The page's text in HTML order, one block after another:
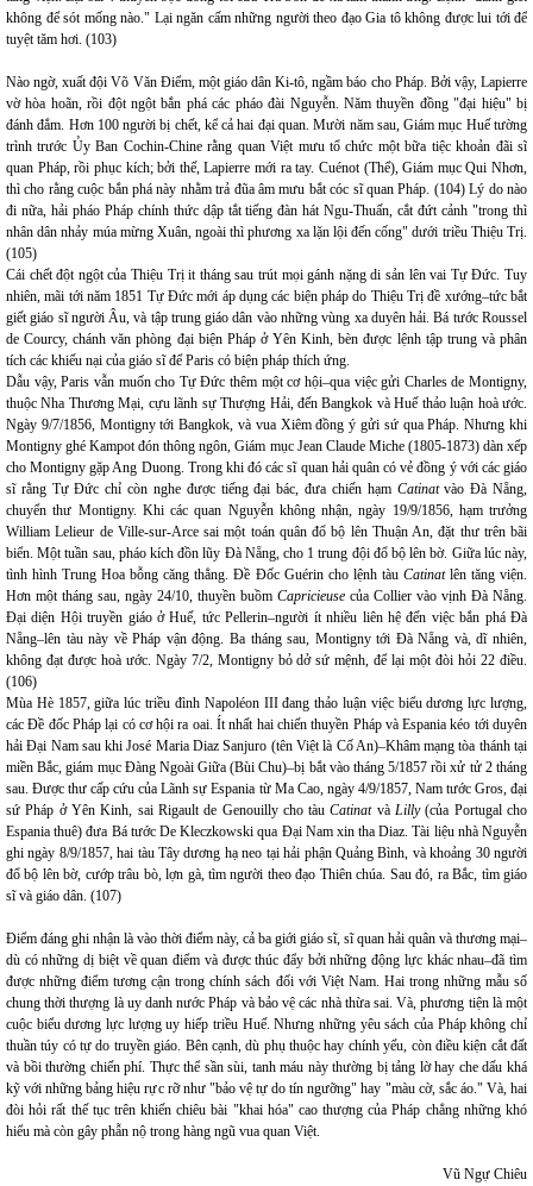
không để sót mống nào." Lại ngăn cấm những người theo đạo Gia tô không được lui tới để
tuyệt tăm hơi. (103)
Nào ngờ, xuất đội Võ Văn Điểm, một giáo dân Ki-tô, ngầm báo cho Pháp. Bởi vậy, Lapierre
vờ hòa hoãn, rồi đột ngột bắn phá các pháo đài Nguyễn. Năm thuyền đồng "đại hiệu" bị
đánh đắm. Hơn 100 người bị chết, kể cả hai đại quan. Mười năm sau, Giám mục Huế tường
trình trước Ủy Ban Cochin-Chine rằng quan Việt mưu tổ chức một bữa tiệc khoản đãi sĩ
quan Pháp, rồi phục kích; bởi thế, Lapierre mới ra tay. Cuénot (Thể), Giám mục Qui Nhơn,
thì cho rằng cuộc bắn phá này nhằm trả đũa âm mưu bắt cóc sĩ quan Pháp. (104) Lý do nào
đi nữa, hải pháo Pháp chính thức dập tắt tiếng đàn hát Ngu-Thuấn, cắt đứt cảnh "trong thì
nhân dân nhảy múa mừng Xuân, ngoài thì phương xa lặn lội đến cống" dưới triều Thiệu Trị.
(105)
Cái chết đột ngột của Thiệu Trị it tháng sau trút mọi gánh nặng di sản lên vai Tự Đức. Tuy
nhiên, mãi tới năm 1851 Tự Đức mới áp dụng các biện pháp do Thiệu Trị đề xướng–tức bắt
giết giáo sĩ người Âu, và tập trung giáo dân vào những vùng xa duyên hải. Bá tước Roussel
de Courcy, chánh văn phòng đại biện Pháp ở Yên Kinh, bèn được lệnh tập trung và phân
tích các khiếu nại của giáo sĩ để Paris có biện pháp thích ứng.
Dẫu vậy, Paris vẫn muốn cho Tự Đức thêm một cơ hội–qua việc gửi Charles de Montigny,
thuộc Nha Thương Mại, cựu lãnh sự Thượng Hải, đến Bangkok và Huế thảo luận hoà ước.
Ngày 9/7/1856, Montigny tới Bangkok, và vua Xiêm đồng ý gửi sứ qua Pháp. Nhưng khi
Montigny ghé Kampot đón thông ngôn, Giám mục Jean Claude Miche (1805-1873) dàn xếp
cho Montigny gặp Ang Duong. Trong khi đó các sĩ quan hải quân có vẻ đồng ý với các giáo
sĩ rằng Tự Đức chỉ còn nghe được tiếng đại bác, đưa chiến hạm Catinatvào Đà Nẵng,
chuyển thư Montigny. Khi các quan Nguyễn không nhận, ngày 19/9/1856, hạm trưởng
William Lelieur de Ville-sur-Arce sai một toán quân đổ bộ lên Thuận An, đặt thư trên bãi
biển. Một tuần sau, pháo kích đồn lũy Đà Nẵng, cho 1 trung đội đổ bộ lên bờ. Giữa lúc này,
tình hình Trung Hoa bỗng căng thẳng. Đề Đốc Guérin cho lệnh tàu Catinatlên tăng viện.
Hơn một tháng sau, ngày 24/10, thuyền buồm Capricieuse của Collier vào vịnh Đà Nẵng.
Đại diện Hội truyền giáo ở Huế, tức Pellerin–người ít nhiều liên hệ đến việc bắn phá Đà
Nẵng–lên tàu này về Pháp vận động. Ba tháng sau, Montigny tới Đà Nẵng và, dĩ nhiên,
không đạt được hoà ước. Ngày 7/2, Montigny bỏ dở sứ mệnh, để lại một đòi hỏi 22 điều.
(106)
Mùa Hè 1857, giữa lúc triều đình Napoléon III đang thảo luận việc biểu dương lực lượng,
các Đề đốc Pháp lại có cơ hội ra oai. Ít nhất hai chiến thuyền Pháp và Espania kéo tới duyên
hải Đại Nam sau khi José Maria Diaz Sanjuro (tên Việt là Cố An)–Khâm mạng tòa thánh tại
miền Bắc, giám mục Đàng Ngoài Giữa (Bùi Chu)–bị bắt vào tháng 5/1857 rồi xử tử 2 tháng
sau. Được thư cấp cứu của Lãnh sự Espania từ Ma Cao, ngày 4/9/1857, Nam tước Gros, đại
sứ Pháp ở Yên Kinh, sai Rigault de Genouilly cho tàuCatinatvàLilly(của Portugal cho
Espania thuê) đưa Bá tước De Kleczkowski qua Đại Nam xin tha Diaz. Tài liệu nhà Nguyễn
ghi ngày 8/9/1857, hai tàu Tây dương hạ neo tại hải phận Quảng Bình, và khoảng 30 người
đổ bộ lên bờ, cướp trâu bò, lợn gà, tìm người theo đạo Thiên chúa. Sau đó, ra Bắc, tìm giáo
sĩ và giáo dân. (107)
Điểm đáng ghi nhận là vào thời điểm này, cả ba giới giáo sĩ, sĩ quan hải quân và thương mại–
dù có những dị biệt về quan điểm và được thúc đẩy bởi những động lực khác nhau–đã tìm
được những điểm tương cận trong chính sách đối với Việt Nam. Hai trong những mẫu số
chung thời thượng là uy danh nước Pháp và bảo vệ các nhà thừa sai. Và, phương tiện là một
cuộc biểu dương lực lượng uy hiếp triều Huế. Nhưng những yêu sách của Pháp không chỉ
thuần túy có tự do truyền giáo. Bên cạnh, dù phụ thuộc hay chính yếu, còn điều kiện cắt đất
và bồi thường chiến phí. Thực thể sần sùi, tanh máu này thường bị tảng lờ hay che dấu khá
kỹ với những bảng hiệu rực rỡ như "bảo vệ tự do tín ngưỡng" hay "màu cờ, sắc áo." Và, hai
đòi hỏi rất thế tục trên khiến chiêu bài "khai hóa" cao thượng của Pháp chẳng những khó
hiểu mà còn gây phẫn nộ trong hàng ngũ vua quan Việt.
Vũ Ngự Chiêu